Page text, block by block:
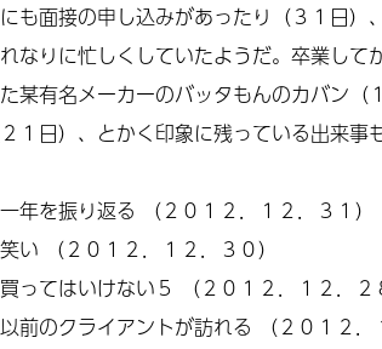
も面接の申し込みがあったり（３１日）
なりに忙しくしていたようだ。卒業し
某有名メーカーのバッタもんのカバン
２１日）、とかく印象に残っている出来事
一年を振り返る （２０１２．１２．３１）
笑い （２０１２．１２．３０）
買ってはいけない５
（２０１２．１２．２
以前のクライアントが訪れる （２０１２．